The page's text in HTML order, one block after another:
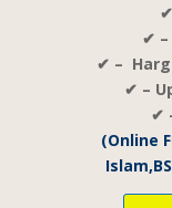
✔ –
✔ –
✔ –
✔
(Online